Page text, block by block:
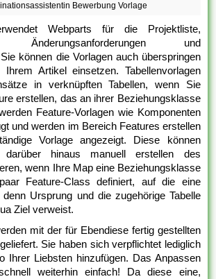
Bewerbung Vorlage
Webparts für die Projektliste,
Änderungsanforderungen und
können die Vorlagen auch überspringen
Artikel einsetzen. Tabellenvorlagen
in verknüpften Tabellen, wenn Sie
erstellen, das an ihrer Beziehungsklasse
Feature-Vorlagen wie Komponenten
und werden im Bereich Features erstellen
Vorlage angezeigt. Diese können
darüber hinaus manuell erstellen des
wenn Ihre Map eine Beziehungsklasse
Feature-Class definiert, auf die eine
denn Ursprung und die zugehörige Tabelle
Ziel verweist.
mit der für Ebendiese fertig gestellten
Sie haben sich verpflichtet lediglich
Ihrer Liebsten hinzufügen. Das Anpassen
weiterhin einfach! Da diese eine,